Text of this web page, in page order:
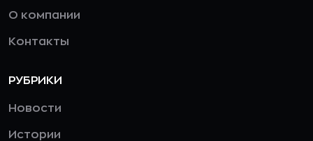
О компании
Контакты
РУБРИКИ
Новости
Истории